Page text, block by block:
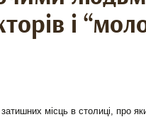
і
місць в столиці, про